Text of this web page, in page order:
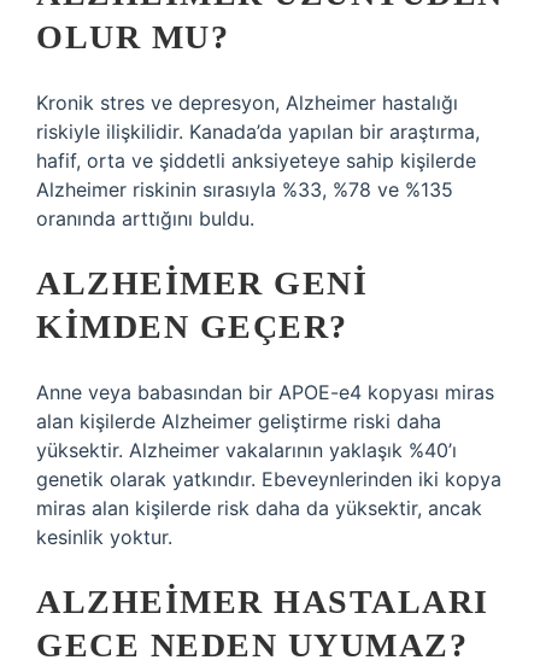
OLUR MU?
Kronik stres ve depresyon, Alzheimer hastalığı
riskiyle ilişkilidir. Kanada’da yapılan bir araştırma,
hafif, orta ve şiddetli anksiyeteye sahip kişilerde
Alzheimer riskinin sırasıyla %33, %78 ve %135
oranında arttığını buldu.
ALZHEIMER GENI
KIMDEN GEÇER?
Anne veya babasından bir APOE-e4 kopyası miras
alan kişilerde Alzheimer geliştirme riski daha
yüksektir. Alzheimer vakalarının yaklaşık %40’ı
genetik olarak yatkındır. Ebeveynlerinden iki kopya
miras alan kişilerde risk daha da yüksektir, ancak
kesinlik yoktur.
ALZHEIMER HASTALARI
GECE NEDEN UYUMAZ?